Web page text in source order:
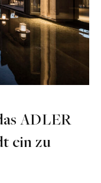
ADLER
ein zu